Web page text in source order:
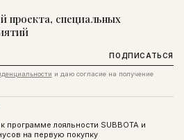
проекта, специальных
ПОДПИСАТЬСЯ
и даю согласие на получение
программе лояльности SUBBOTA и
на первую покупку